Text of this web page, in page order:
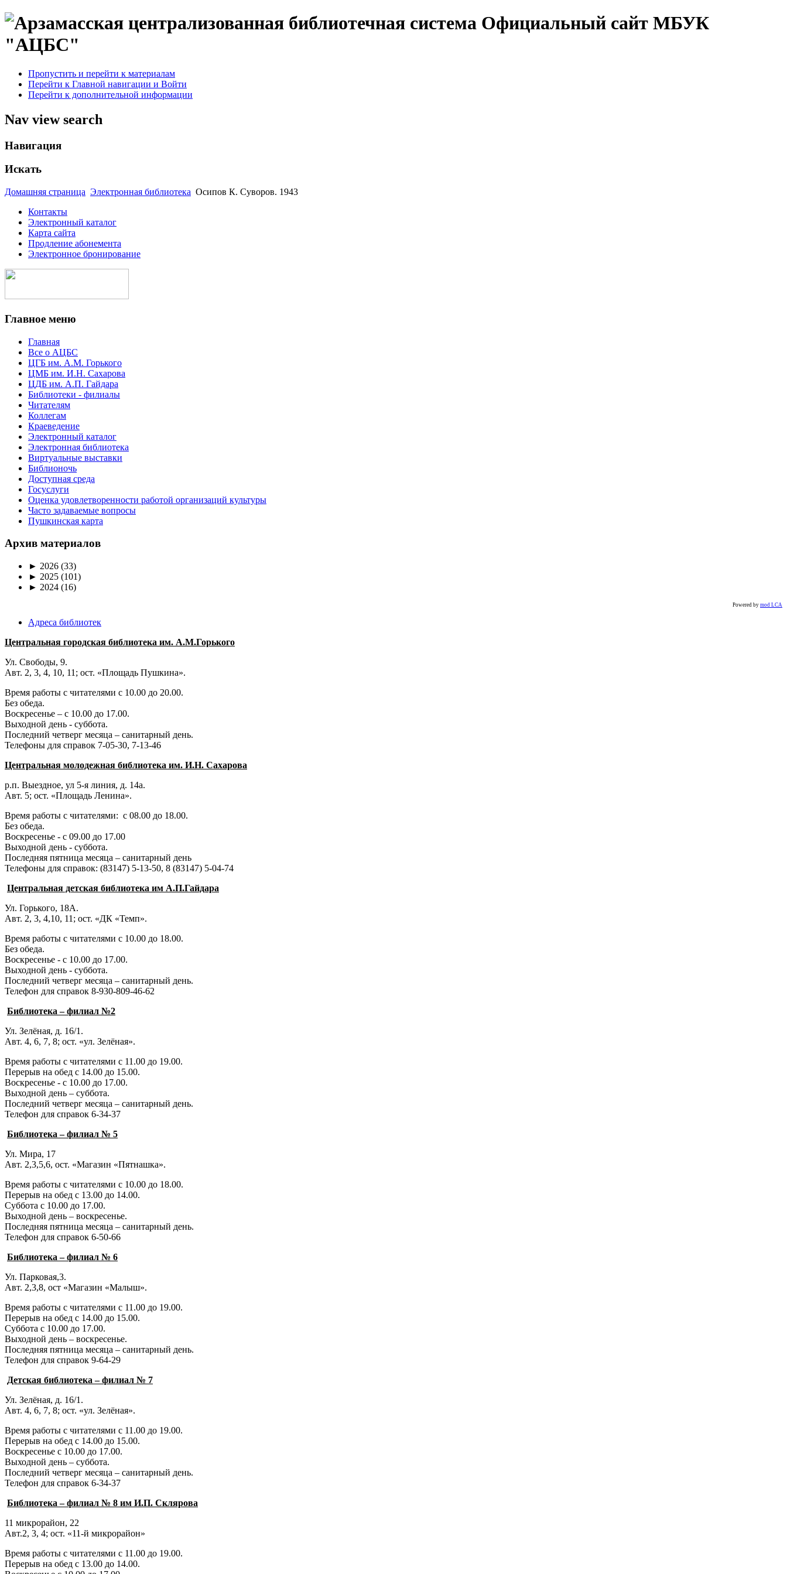
Официальный сайт МБУК
"АЦБС"
Пропустить и перейти к материалам
Перейти к Главной навигации и Войти
Перейти к дополнительной информации
Nav view search
Навигация
Искать
Домашняя страница Электронная библиотека Осипов К. Суворов. 1943
Контакты
Электронный каталог
Карта сайта
Продление абонемента
Электронное бронирование
Главное меню
Главная
Все о АЦБС
ЦГБ им. А.М. Горького
ЦМБ им. И.Н. Сахарова
ЦДБ им. А.П. Гайдара
Библиотеки - филиалы
Читателям
Коллегам
Краеведение
Электронный каталог
Электронная библиотека
Виртуальные выставки
Библионочь
Доступная среда
Госуслуги
Оценка удовлетворенности работой организаций культуры
Часто задаваемые вопросы
Пушкинская карта
Архив материалов
► 2026 (33)
► 2025 (101)
► 2024 (16)
Powered by mod LCA
Адреса библиотек
Центральная городская библиотека им. А.М.Горького
Ул. Свободы, 9.
Авт. 2, 3, 4, 10, 11; ост. «Площадь Пушкина».
Время работы с читателями с 10.00 до 20.00.
Без обеда.
Воскресенье – с 10.00 до 17.00.
Выходной день - суббота.
Последний четверг месяца – санитарный день.
Телефоны для справок 7-05-30, 7-13-46
Центральная молодежная библиотека им. И.Н. Сахарова
р.п. Выездное, ул 5-я линия, д. 14а.
Авт. 5; ост. «Площадь Ленина».
Время работы с читателями: с 08.00 до 18.00.
Без обеда.
Воскресенье - с 09.00 до 17.00
Выходной день - суббота.
Последняя пятница месяца – санитарный день
Телефоны для справок: (83147) 5-13-50, 8 (83147) 5-04-74
Центральная детская библиотека им А.П.Гайдара
Ул. Горького, 18А.
Авт. 2, 3, 4,10, 11; ост. «ДК «Темп».
Время работы с читателями с 10.00 до 18.00.
Без обеда.
Воскресенье - с 10.00 до 17.00.
Выходной день - суббота.
Последний четверг месяца – санитарный день.
Телефон для справок 8-930-809-46-62
Библиотека – филиал №2
Ул. Зелёная, д. 16/1.
Авт. 4, 6, 7, 8; ост. «ул. Зелёная».
Время работы с читателями с 11.00 до 19.00.
Перерыв на обед с 14.00 до 15.00.
Воскресенье - с 10.00 до 17.00.
Выходной день – суббота.
Последний четверг месяца – санитарный день.
Телефон для справок 6-34-37
Библиотека – филиал № 5
Ул. Мира, 17
Авт. 2,3,5,6, ост. «Магазин «Пятнашка».
Время работы с читателями с 10.00 до 18.00.
Перерыв на обед с 13.00 до 14.00.
Суббота с 10.00 до 17.00.
Выходной день – воскресенье.
Последняя пятница месяца – санитарный день.
Телефон для справок 6-50-66
Библиотека – филиал № 6
Ул. Парковая,3.
Авт. 2,3,8, ост «Магазин «Малыш».
Время работы с читателями с 11.00 до 19.00.
Перерыв на обед с 14.00 до 15.00.
Суббота с 10.00 до 17.00.
Выходной день – воскресенье.
Последняя пятница месяца – санитарный день.
Телефон для справок 9-64-29
Детская библиотека – филиал № 7
Ул. Зелёная, д. 16/1.
Авт. 4, 6, 7, 8; ост. «ул. Зелёная».
Время работы с читателями с 11.00 до 19.00.
Перерыв на обед с 14.00 до 15.00.
Воскресенье с 10.00 до 17.00.
Выходной день – суббота.
Последний четверг месяца – санитарный день.
Телефон для справок 6-34-37
Библиотека – филиал № 8 им И.П. Склярова
11 микрорайон, 22
Авт.2, 3, 4; ост. «11-й микрорайон»
Время работы с читателями с 11.00 до 19.00.
Перерыв на обед с 13.00 до 14.00.